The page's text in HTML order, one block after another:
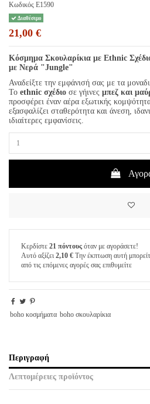
Κωδικός E1590
Διαθέσιμο
21,00 €
Κόσμημα Σκουλαρίκια με Ethnic
με Νερά "Jungle"
Αναδείξτε την εμφάνισή σας με τα
Το ethnic σχέδιο σε γήινες μπεζ και
προσφέρει έναν αέρα εξωτικής
εξασφαλίζει σταθερότητα και άνεση,
ιδιαίτερες εμφανίσεις.
Κερδίστε 21 πόντους όταν με αγοράσετε!
Αυτό αξίζει 2,10 € Την έκπτωση αυτή
από τις επόμενες αγορές σας επιθυμείτε
boho κοσμήματα boho σκουλαρίκια
Περιγραφή
Λεπτομέρειες προϊόντος